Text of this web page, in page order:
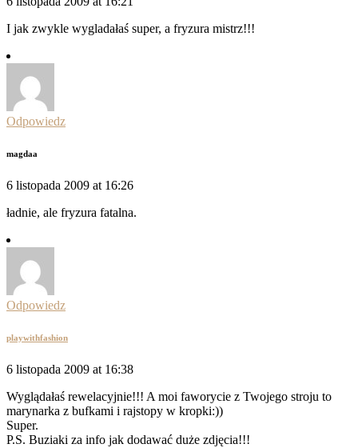
I jak zwykle wygladałaś super, a fryzura mistrz!!!
Odpowiedz
magdaa
6 listopada 2009 at 16:26
ładnie, ale fryzura fatalna.
Odpowiedz
playwithfashion
6 listopada 2009 at 16:38
Wyglądałaś rewelacyjnie!!! A moi faworycie z Twojego stroju to
marynarka z bufkami i rajstopy w kropki:))
Super.
P.S. Buziaki za info jak dodawać duże zdjęcia!!!